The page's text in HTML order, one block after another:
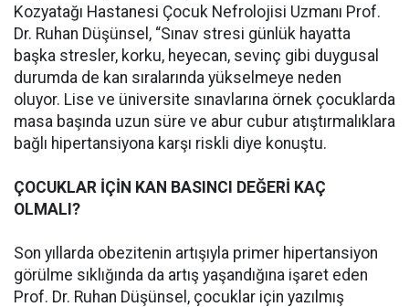
Kozyatağı Hastanesi Çocuk Nefrolojisi Uzmanı Prof.
Dr. Ruhan Düşünsel, “Sınav stresi günlük hayatta
başka stresler, korku, heyecan, sevinç gibi duygusal
durumda de kan sıralarında yükselmeye neden
oluyor. Lise ve üniversite sınavlarına örnek çocuklarda
masa başında uzun süre ve abur cubur atıştırmalıklara
bağlı hipertansiyona karşı riskli diye konuştu.
ÇOCUKLAR İÇİN KAN BASINCI DEĞERİ KAÇ
OLMALI?
Son yıllarda obezitenin artışıyla primer hipertansiyon
görülme sıklığında da artış yaşandığına işaret eden
Prof. Dr. Ruhan Düşünsel, çocuklar için yazılmış